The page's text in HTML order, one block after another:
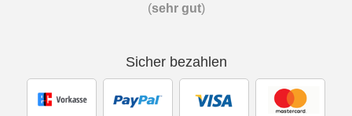
(sehr gut)
Sicher bezahlen